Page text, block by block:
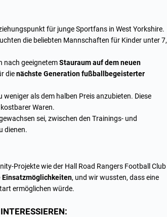
für junge Sportfans in West Yorkshire.
die beliebten Mannschaften für Kinder unter 7,
nach geeignetemStauraum auf dem neuen
dienächste Generation fußballbegeisterter
weniger als dem halben Preis anzubieten. Diese
Waren.
sei, zwischen den Trainings- und
dienen.
Projekte wie der Hall Road Rangers Football Club
, und wir wussten, dass eine
ermöglichen würde.